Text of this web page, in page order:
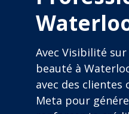
Avec Visibilité
beauté à
avec des clientes
Meta pour